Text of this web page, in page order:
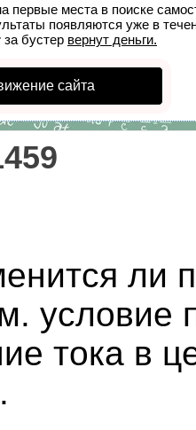
первые места в поиске
появляются уже в
за бустер вернут деньги.
сайта
ли
тока в